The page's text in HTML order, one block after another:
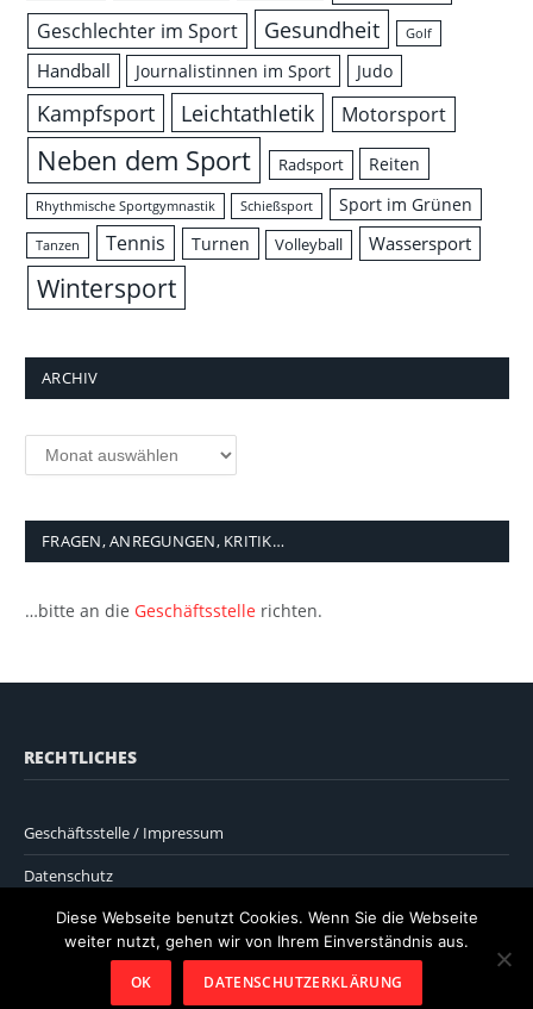
Geschlechter im Sport Gesundheit Golf
Handball Journalistinnen im Sport Judo
Kampfsport Leichtathletik Motorsport
Neben dem Sport Radsport Reiten
Rhythmische Sportgymnastik Schießsport Sport im Grünen
Tanzen Tennis Turnen Volleyball Wassersport
Wintersport
ARCHIV
FRAGEN, ANREGUNGEN, KRITIK…
…bitte an die Geschäftsstelle richten.
RECHTLICHES
Geschäftsstelle / Impressum
Datenschutz
Diese Webseite benutzt Cookies. Wenn Sie die Webseite
weiter nutzt, gehen wir von Ihrem Einverständnis aus.
OK DATENSCHUTZERKLÄRUNG